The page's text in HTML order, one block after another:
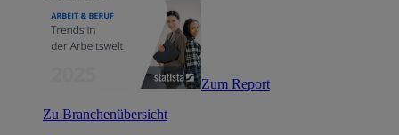
Zum Report
Zu Branchenübersicht